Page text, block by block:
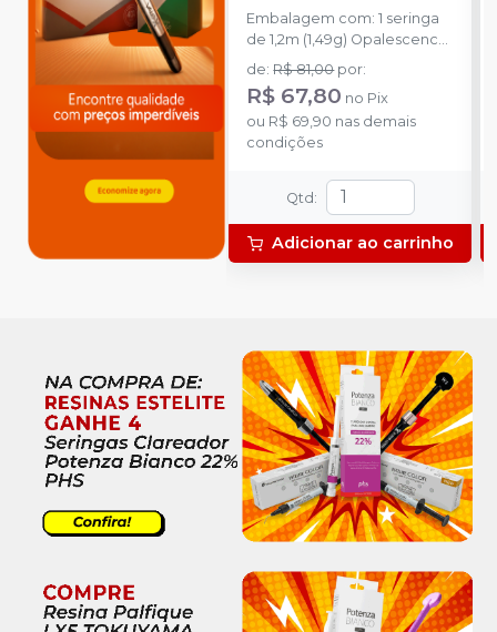
Embalagem com: 1 seringa
de 1,2m (1,49g) Opalescence
Boost e 3 Black Mini Tip.
de:R$ 81,00 por:
R$ 67,80 no Pix
ou R$ 69,90 nas demais
condições
Qtd:
Adicionar ao carrinho